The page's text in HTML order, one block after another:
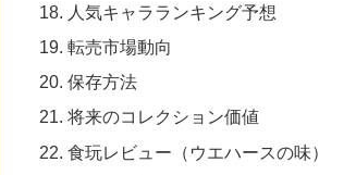
人気キャラランキング予想
転売市場動向
保存方法
将来のコレクション価値
食玩レビュー（ウエハースの味）